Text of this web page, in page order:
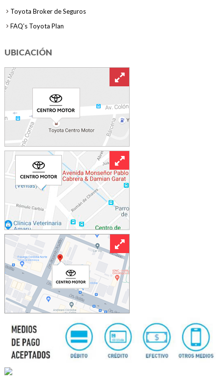
Toyota Broker de Seguros
FAQ’s Toyota Plan
UBICACIÓN